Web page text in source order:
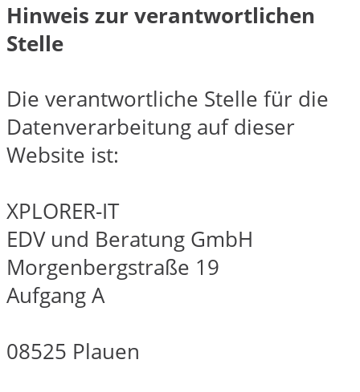
Hinweis zur verantwortlichen
Stelle
Die verantwortliche Stelle für die
Datenverarbeitung auf dieser
Website ist:
XPLORER-IT
EDV und Beratung GmbH
Morgenbergstraße 19
Aufgang A
08525 Plauen